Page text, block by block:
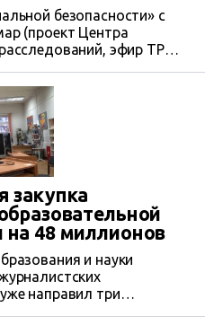
безопасности» с
(проект Центра
эфир ТРК
закупка
48 миллионов
и науки
направил три